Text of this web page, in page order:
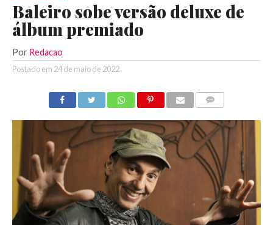
Baleiro sobe versão deluxe de
álbum premiado
Por Redacao
Postado em 24 de maio de 2022